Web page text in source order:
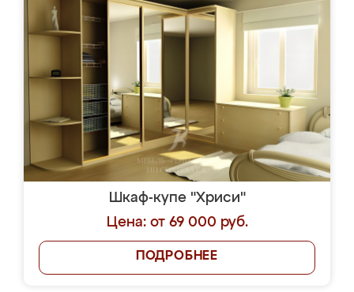
Шкаф-купе "Хриси"
Цена: от 69 000 руб.
ПОДРОБНЕЕ